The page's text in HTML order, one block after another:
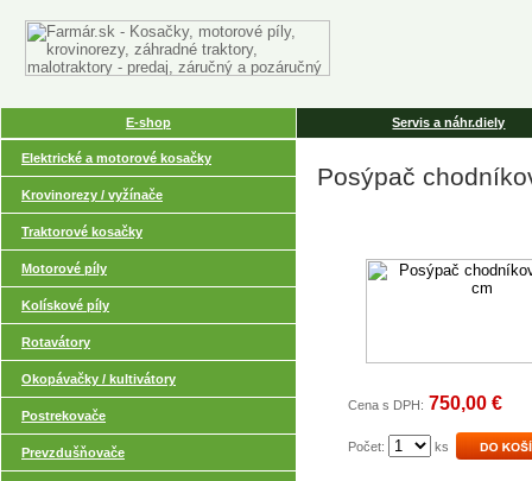
E-shop Servis a náhr.diely
Elektrické a motorové kosačky
Krovinorezy / vyžínače
Traktorové kosačky
Motorové píly
Kolískové píly
Rotavátory
Okopávačky / kultivátory
Postrekovače
Prevzdušňovače
Posýpač
Cena s DPH: 750,00 €
Počet: ks